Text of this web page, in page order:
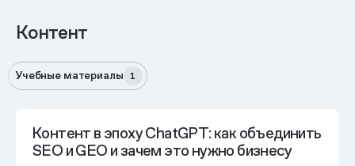
Контент
Учебные материалы 1
Контент в эпоху ChatGPT: как объединить
SEO и GEO и зачем это нужно бизнесу